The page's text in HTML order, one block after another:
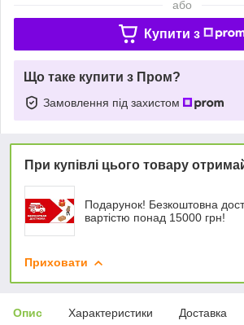
або
Купити з
Що таке купити з Пром?
Замовлення під захистом
При купівлі цього товару
Подарунок! Безкоштовна
вартістю понад 15000 грн!
Приховати
Опис Характеристики Доставка